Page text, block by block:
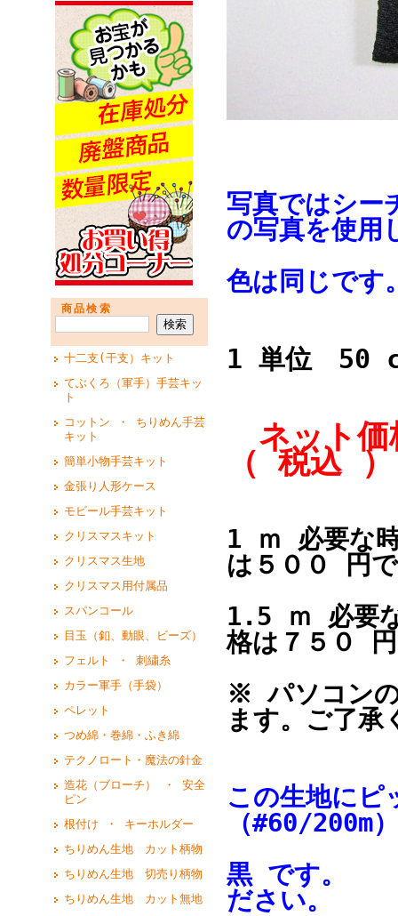
商品検索
十二支(干支）キット
てぶくろ（軍手）手芸キッ
ト
コットン ・ ちりめん手芸
キット
簡単小物手芸キット
金張り人形ケース
モビール手芸キット
クリスマスキット
クリスマス生地
クリスマス用付属品
スパンコール
目玉（釦、動眼、ビーズ）
フェルト ・ 刺繍糸
カラー軍手（手袋）
ペレット
つめ綿・巻綿・ふき綿
テクノロート・魔法の針金
造花（ブローチ） ・ 安全
ピン
根付け ・ キーホルダー
ちりめん生地 カット柄物
ちりめん生地 切売り柄物
ちりめん生地 カット無地
写真ではシー
の写真を使用
色は同じで
1 単位 50
ネット
（ 税込 ）
1 ｍ 必要な
は５００ 円
1.5 ｍ 必要
格は７５０
※ パソコンの
ます。ご了承
この生地にピ
（#60/200m
黒 です。
ださい。